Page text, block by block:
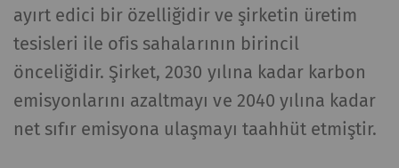
ayırt edici bir özelliğidir ve şirketin üretim
tesisleri ile ofis sahalarının birincil
önceliğidir. Şirket, 2030 yılına kadar karbon
emisyonlarını azaltmayı ve 2040 yılına kadar
net sıfır emisyona ulaşmayı taahhüt etmiştir.